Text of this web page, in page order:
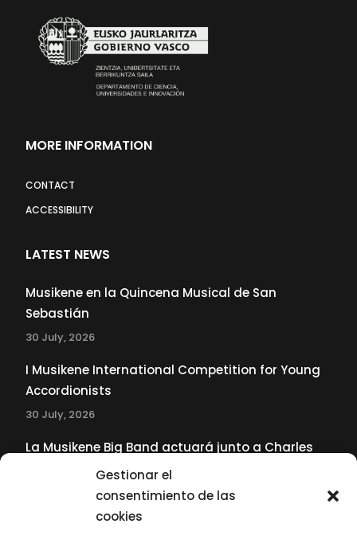
Gestionar el
consentimiento de las
cookies
MORE INFORMATION
CONTACT
ACCESSIBILITY
LATEST NEWS
Musikene en la Quincena Musical de San
Sebastián
30 July, 2026
I Musikene International Competition for Young
Accordionists
30 July, 2026
La Musikene Big Band actuará junto a Charles
Tolliver en el 61 Jazzaldia